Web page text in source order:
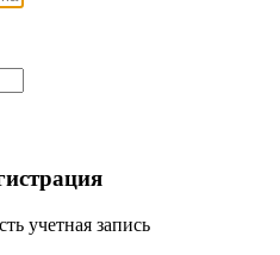
учетная запись